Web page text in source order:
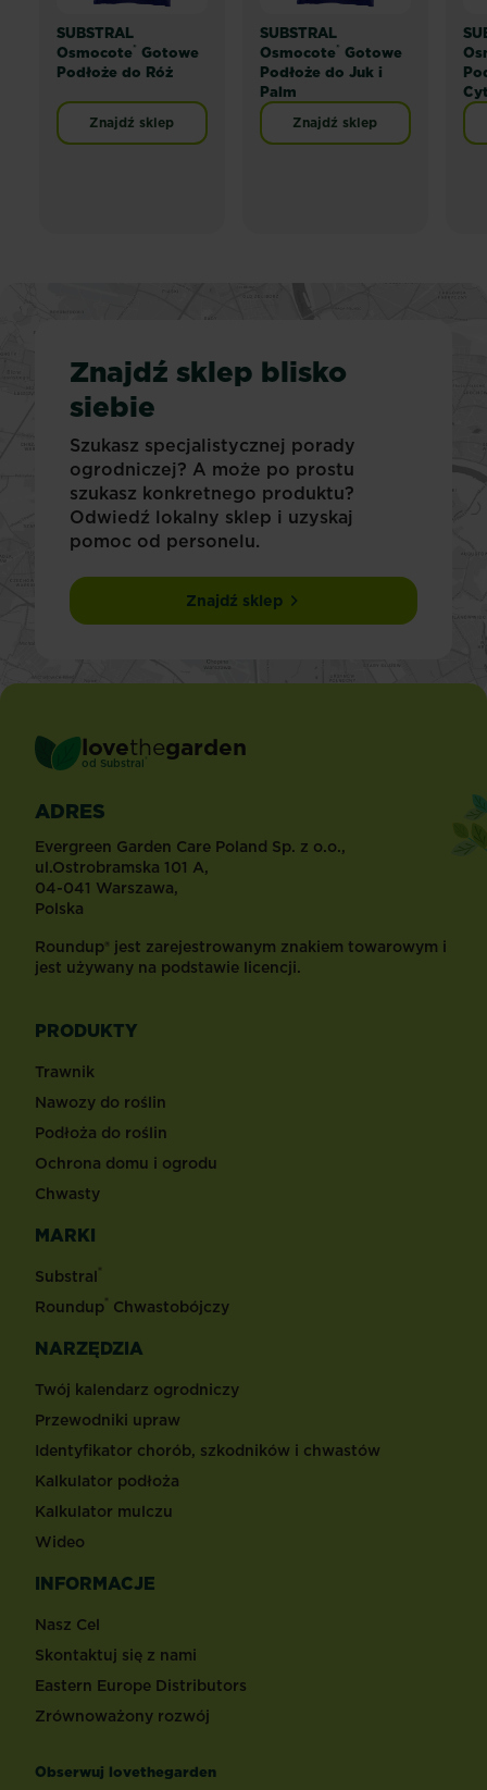
SUBSTRAL
Osmocote® Gotowe
Podłoże do Róż
Znajdź sklep
SUBSTRAL
Osmocote® Gotowe
Podłoże do Juk i
Palm
Znajdź sklep
Znajdź sklep blisko
siebie
Szukasz specjalistycznej porady
ogrodniczej? A może po prostu
szukasz konkretnego produktu?
Odwiedź lokalny sklep i uzyskaj
pomoc od personelu.
Znajdź sklep
lovethegarden
od Substral ®
ADRES
Evergreen Garden Care Poland Sp. z o.o.,
ul.Ostrobramska 101 A,
04-041 Warszawa,
Polska
Roundup® jest zarejestrowanym znakiem towarowym i
jest używany na podstawie licencji.
PRODUKTY
Trawnik
Nawozy do roślin
Podłoża do roślin
Ochrona domu i ogrodu
Chwasty
MARKI
Substral®
Roundup® Chwastobójczy
NARZĘDZIA
Twój kalendarz ogrodniczy
Przewodniki upraw
Identyfikator chorób, szkodników i chwastów
Kalkulator podłoża
Kalkulator mulczu
Wideo
INFORMACJE
Nasz Cel
Skontaktuj się z nami
Eastern Europe Distributors
Zrównoważony rozwój
Obserwuj lovethegarden